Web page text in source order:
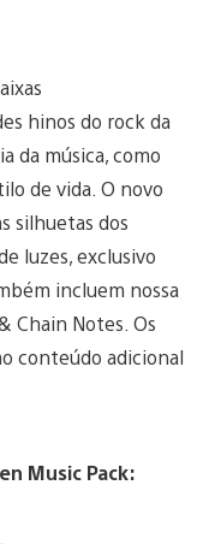
hinos do rock da
da música, como
de vida. O novo
silhuetas dos
luzes, exclusivo
incluem nossa
Chain Notes. Os
conteúdo adicional
Music Pack: